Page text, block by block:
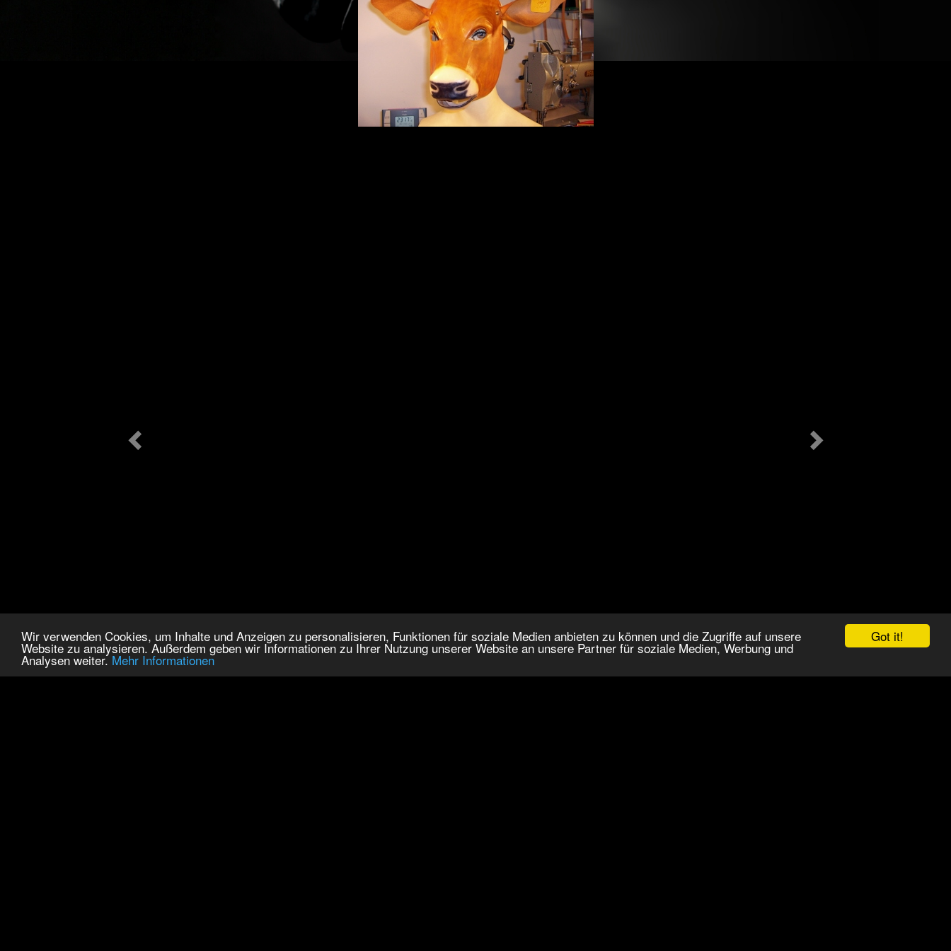
Got it!
Wir verwenden Cookies, um Inhalte und Anzeigen zu personalisieren, Funktionen für soziale Medien anbieten zu können und die Zugriffe auf unsere
Website zu analysieren. Außerdem geben wir Informationen zu Ihrer Nutzung unserer Website an unsere Partner für soziale Medien, Werbung und
Analysen weiter. Mehr Informationen